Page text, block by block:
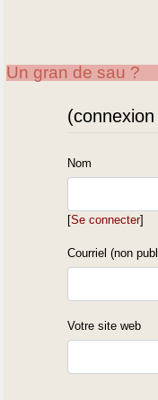
Un gran de sau ?
Nom
[Se connecter]
Courriel (non
Votre site web